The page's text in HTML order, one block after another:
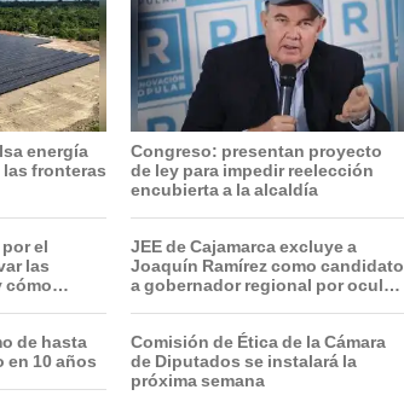
energía
fronteras
el
las
cómo
de hasta
en 10 años
Congreso: presentan proyecto
de ley para impedir reelección
encubierta a la alcaldía
JEE de Cajamarca excluye a
Joaquín Ramírez como candidato
a gobernador regional por ocultar
Comisión de Ética de la Cámara
de Diputados se instalará la
próxima semana